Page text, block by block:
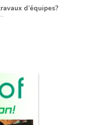
d’équipes?